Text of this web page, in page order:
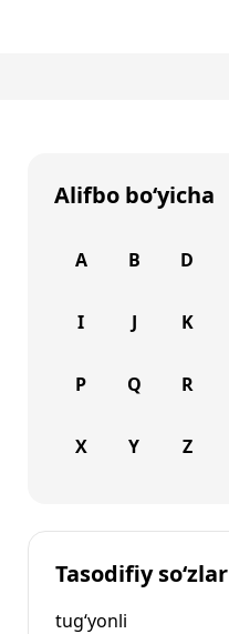
Alifbo bo‘yicha
A B D
I J K
P Q R
X Y Z
Tasodifiy so‘zlar
tug‘yonli